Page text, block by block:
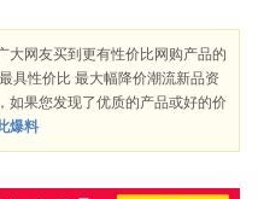
大网友买到更有性价比网购产品的
具性价比 最大幅降价潮流新品资
如果您发现了优质的产品或好的价
爆料